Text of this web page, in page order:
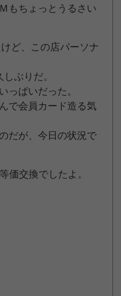
もちょっとうるさい
ど、この店パーソナ
ぶりだ。
っぱいだった。
で会員カード造る気
だが、今日の状況で
価交換でしたよ。